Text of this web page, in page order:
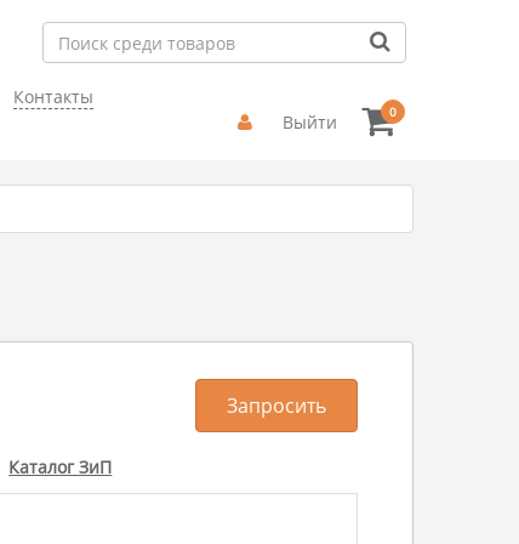
Контакты
Выйти 0
Запросить
Каталог ЗиП